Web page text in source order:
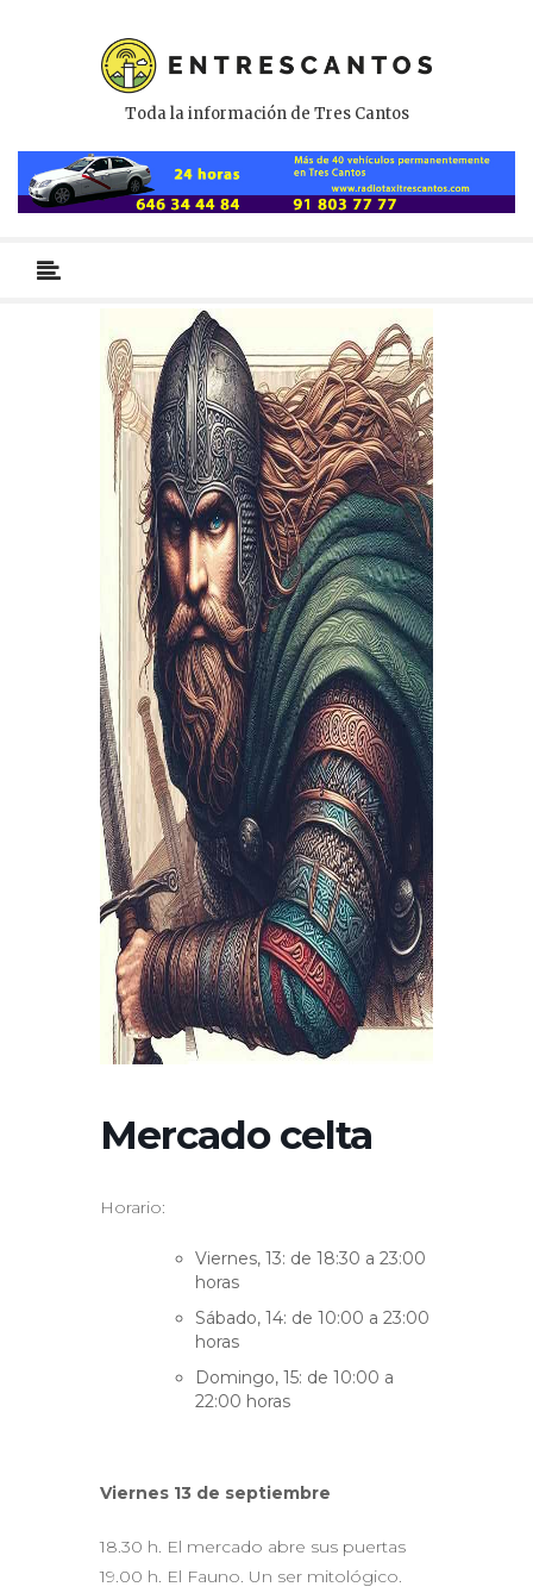
Toda la información de Tres Cantos
primario
Mercado celta
Horario:
Viernes, 13: de 18:30 a 23:00
horas
Sábado, 14: de 10:00 a 23:00
horas
Domingo, 15: de 10:00 a
22:00 horas
Viernes 13 de septiembre
18.30 h. El mercado abre sus puertas
19.00 h. El Fauno. Un ser mitológico.